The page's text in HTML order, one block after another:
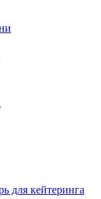
для кейтеринга